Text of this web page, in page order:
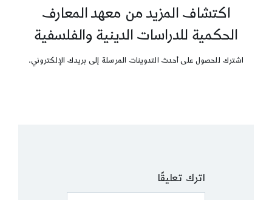
اكتشاف المزيد من معهد المعارف
الحكمية للدراسات الدينية والفلسفية
اشترك للحصول على أحدث التدوينات المرسلة إلى بريدك الإلكتروني.
اترك تعليقًا